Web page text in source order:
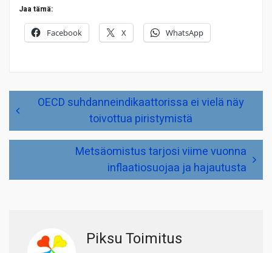
Jaa tämä:
Facebook X WhatsApp
Artikkelien
selaus
OECD suhdanneindikaattorissa ei vielä näy
toivottua piristymistä
Metsäomistus tarjosi viime vuonna
inflaatiosuojaa ja hajautusta
Piksu Toimitus